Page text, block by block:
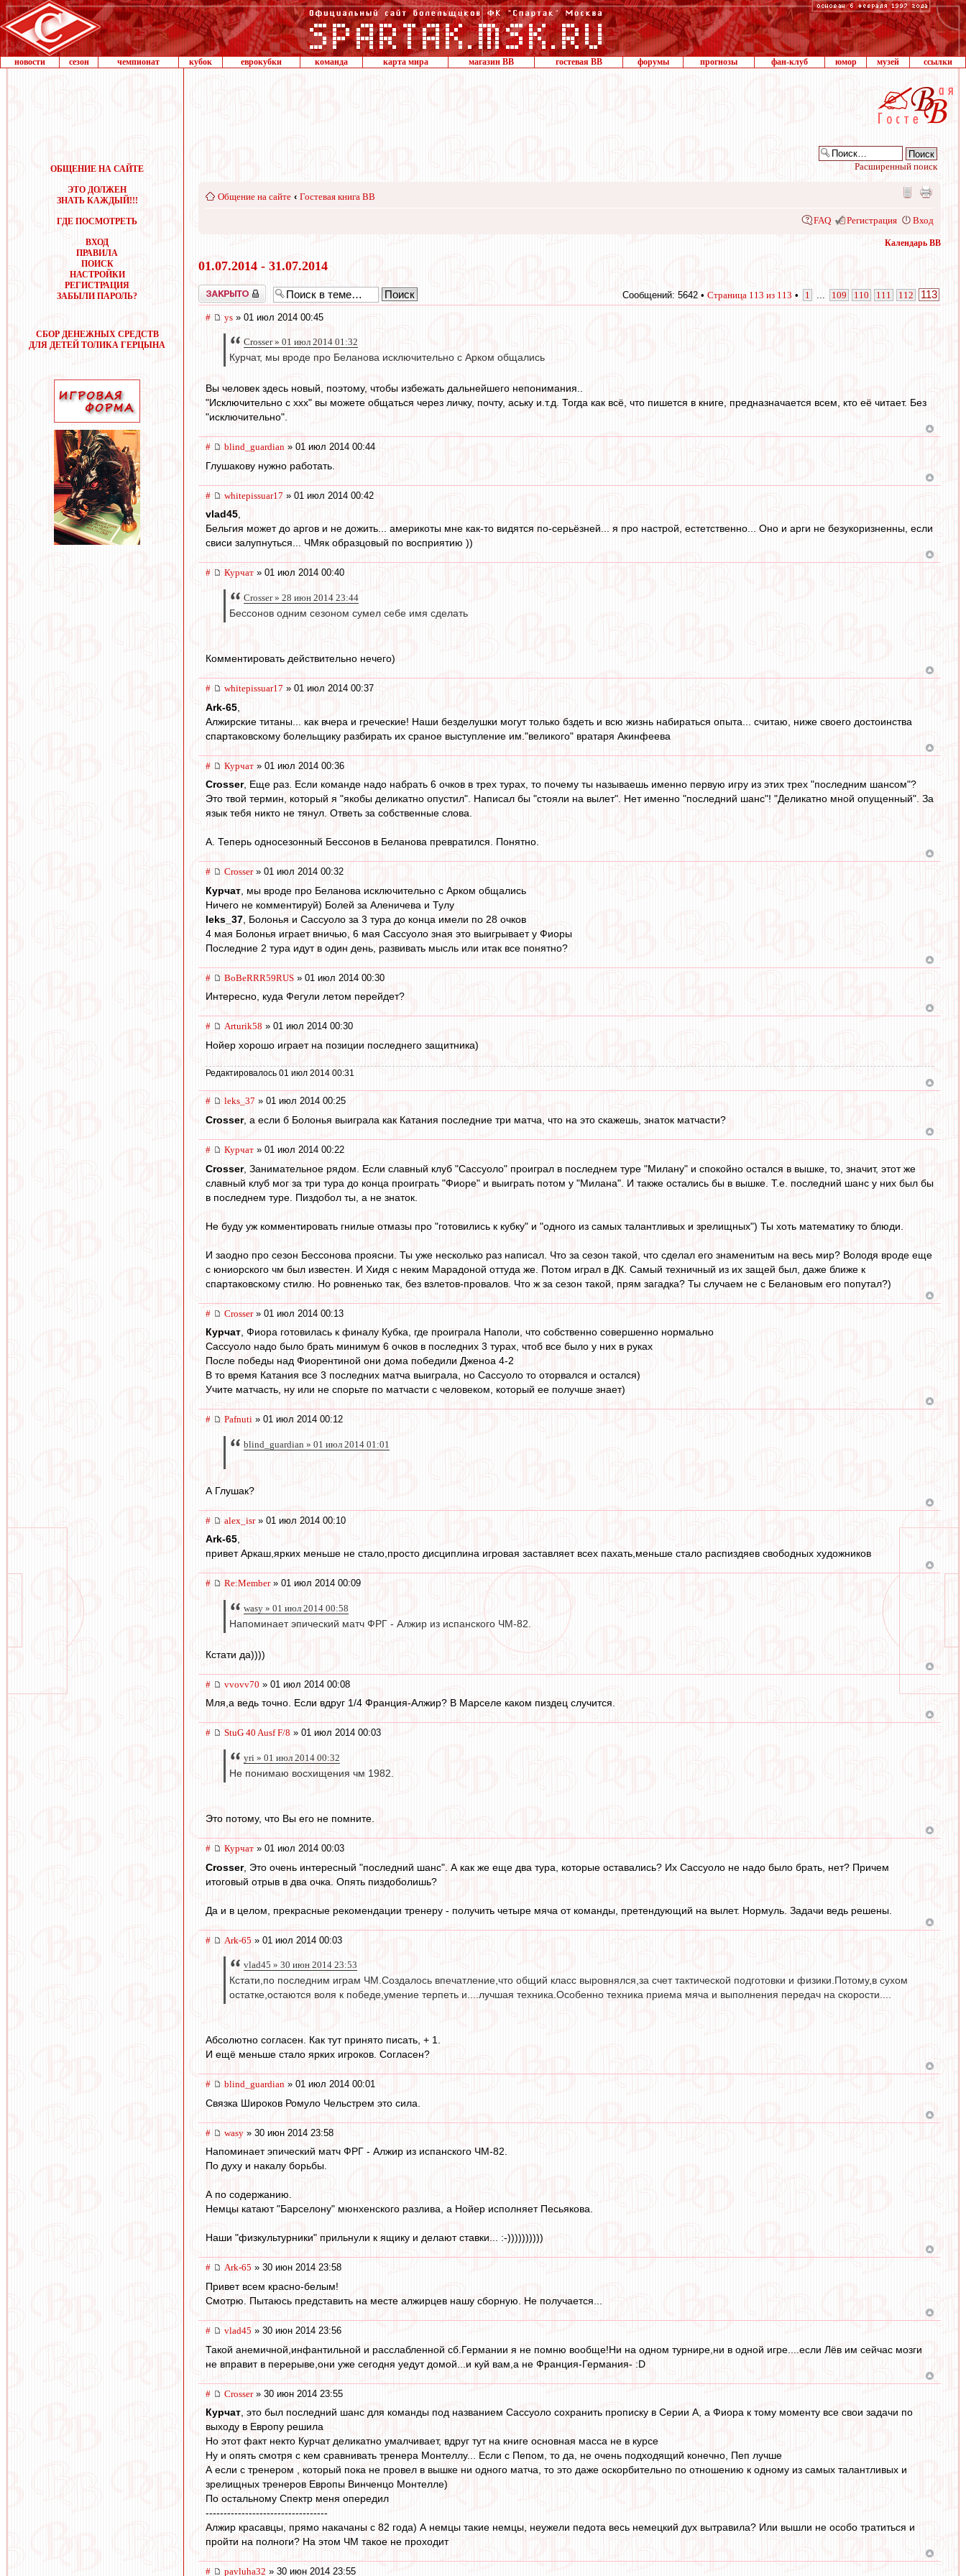
новости сезон чемпионат кубок еврокубки команда карта мира магазин ВВ гостевая ВВ форумы прогнозы фан-клуб юмор музей ссылки
ОБЩЕНИЕ НА САЙТЕ
ЭТО ДОЛЖЕН
ЗНАТЬ КАЖДЫЙ!!!
ГДЕ ПОСМОТРЕТЬ
ВХОД
ПРАВИЛА
ПОИСК
НАСТРОЙКИ
РЕГИСТРАЦИЯ
ЗАБЫЛИ ПАРОЛЬ?
СБОР ДЕНЕЖНЫХ СРЕДСТВ
ДЛЯ ДЕТЕЙ ТОЛИКА ГЕРЦЫНА
Расширенный поиск
Общение на сайте ‹ Гостевая книга ВВ
FAQ Регистрация Вход
Календарь ВВ
01.07.2014 - 31.07.2014
Закрыто Сообщений: 5642 • Страница 113 из 113 • 1 109 110 111 112 113
# ys » 01 июл 2014 00:45
Crosser » 01 июл 2014 01:32
Курчат, мы вроде про Беланова исключительно с Арком общались
Вы человек здесь новый, поэтому, чтобы избежать дальнейшего непонимания..
"Исключительно с ххх" вы можете общаться через личку, почту, аську и.т.д. Тогда как всё, что пишется в книге, предназначается всем, кто её читает. Без
"исключительно".
# blind_guardian » 01 июл 2014 00:44
Глушакову нужно работать.
# whitepissuar17 » 01 июл 2014 00:42
vlad45,
Бельгия может до аргов и не дожить... америкоты мне как-то видятся по-серьёзней... я про настрой, естетственно... Оно и арги не безукоризненны, если
свиси залупнуться... ЧМяк образцовый по восприятию ))
# Курчат » 01 июл 2014 00:40
Crosser » 28 июн 2014 23:44
Бессонов одним сезоном сумел себе имя сделать
Комментировать действительно нечего)
# whitepissuar17 » 01 июл 2014 00:37
Ark-65
Алжирские титаны... как вчера и греческие! Наши безделушки могут только бздеть и всю жизнь набираться опыта... считаю, ниже своего достоинства
спартаковскому болельщику разбирать их сраное выступление им."великого" вратаря Акинфеева
# Курчат » 01 июл 2014 00:36
Crosser, Еще раз. Если команде надо набрать 6 очков в трех турах, то почему ты называешь именно первую игру из этих трех "последним шансом"?
Это твой термин, который я "якобы деликатно опустил". Написал бы "стояли на вылет". Нет именно "последний шанс"! "Деликатно мной опущенный". За
язык тебя никто не тянул. Ответь за собственные слова.
А. Теперь односезонный Бессонов в Беланова превратился. Понятно.
# Crosser» 01 июл 2014 00:32
Курчат , мы вроде про Беланова исключительно с Арком общались
Ничего не комментируй) Болей за Аленичева и Тулу
leks_37 , Болонья и Сассуоло за 3 тура до конца имели по 28 очков
4 мая Болонья играет вничью, 6 мая Сассуоло зная это выигрывает у Фиоры
Последние 2 тура идут в один день, развивать мысль или итак все понятно?
# BoBeRRR59RUS » 01 июл 2014 00:30
Интересно, куда Фегули летом перейдет?
# Arturik58 » 01 июл 2014 00:30
Нойер хорошо играет на позиции последнего защитника)
Редактировалось 01 июл 2014 00:31
# leks_37 » 01 июл 2014 00:25
Crosser, а если б Болонья выиграла как Катания последние три матча, что на это скажешь, знаток матчасти?
# Курчат » 01 июл 2014 00:22
Crosser, Занимательное рядом. Если славный клуб "Сассуоло" проиграл в последнем туре "Милану" и спокойно остался в вышке, то, значит, этот же
славный клуб мог за три тура до конца проиграть "Фиоре" и выиграть потом у "Милана". И также остались бы в вышке. Т.е. последний шанс у них был бы
в последнем туре. Пиздобол ты, а не знаток.
Не буду уж комментировать гнилые отмазы про "готовились к кубку" и "одного из самых талантливых и зрелищных") Ты хоть математику то блюди.
И заодно про сезон Бессонова проясни. Ты уже несколько раз написал. Что за сезон такой, что сделал его знаменитым на весь мир? Володя вроде еще
с юниорского чм был известен. И Хидя с неким Марадоной оттуда же. Потом играл в ДК. Самый техничный из их защей был, даже ближе к
спартаковскому стилю. Но ровненько так, без взлетов-провалов. Что ж за сезон такой, прям загадка? Ты случаем не с Белановым его попутал?)
# Crosser» 01 июл 2014 00:13
Курчат, Фиора готовилась к финалу Кубка, где проиграла Наполи, что собственно совершенно нормально
Сассуоло надо было брать минимум 6 очков в последних 3 турах, чтоб все было у них в руках
После победы над Фиорентиной они дома победили Дженоа 4-2
В то время Катания все 3 последних матча выиграла, но Сассуоло то оторвался и остался)
Учите матчасть, ну или не спорьте по матчасти с человеком, который ее получше знает)
# Pafnuti » 01 июл 2014 00:12
blind_guardian » 01 июл 2014 01:01
А Глушак?
# alex_isr» 01 июл 2014 00:10
Ark-65,
привет Аркаш,ярких меньше не стало,просто дисциплина игровая заставляет всех пахать,меньше стало распиздяев свободных художников
# Re:Member» 01 июл 2014 00:09
wasy » 01 июл 2014 00:58
Напоминает эпический матч ФРГ - Алжир из испанского ЧМ-82.
Кстати да))))
# vvovv70 » 01 июл 2014 00:08
Мля,а ведь точно. Если вдруг 1/4 Франция-Алжир? В Марселе каком пиздец случится.
# StuG 40 Ausf F/8 » 01 июл 2014 00:03
yri » 01 июл 2014 00:32
Не понимаю восхищения чм 1982.
Это потому, что Вы его не помните.
# Курчат » 01 июл 2014 00:03
Crosser, Это очень интересный "последний шанс". А как же еще два тура, которые оставались? Их Сассуоло не надо было брать, нет? Причем
итоговый отрыв в два очка. Опять пиздоболишь?
Да и в целом, прекрасные рекомендации тренеру - получить четыре мяча от команды, претендующий на вылет. Нормуль. Задачи ведь решены.
# Ark-65 » 01 июл 2014 00:03
vlad45 » 30 июн 2014 23:53
Кстати,по последним играм ЧМ.Создалось впечатление,что общий класс выровнялся,за счет тактической подготовки и физики.Потому,в сухом
остатке,остаются воля к победе,умение терпеть и....лучшая техника.Особенно техника приема мяча и выполнения передач на скорости....
Абсолютно согласен. Как тут принято писать, + 1.
И ещё меньше стало ярких игроков. Согласен?
# blind_guardian » 01 июл 2014 00:01
Связка Широков Ромуло Чельстрем это сила.
# wasy » 30 июн 2014 23:58
Напоминает эпический матч ФРГ - Алжир из испанского ЧМ-82.
По духу и накалу борьбы.
А по содержанию.
Немцы катают "Барселону" мюнхенского разлива, а Нойер исполняет Песьякова.
Наши "физкультурники" прильнули к ящику и делают ставки... :-))))))))))
# Ark-65 » 30 июн 2014 23:58
Привет всем красно-белым!
Смотрю. Пытаюсь представить на месте алжирцев нашу сборную. Не получается...
# vlad45 » 30 июн 2014 23:56
Такой анемичной,инфантильной и расслабленной сб.Германии я не помню вообще!Ни на одном турнире,ни в одной игре....если Лёв им сейчас мозги
не вправит в перерыве,они уже сегодня уедут домой...и куй вам,а не Франция-Германия- :D
# Crosser» 30 июн 2014 23:55
Курчат , это был последний шанс для команды под названием Сассуоло сохранить прописку в Серии А, а Фиора к тому моменту все свои задачи по
выходу в Европу решила
Но этот факт некто Курчат деликатно умалчивает, вдруг тут на книге основная масса не в курсе
Ну и опять смотря с кем сравнивать тренера Монтеллу... Если с Пепом, то да, не очень подходящий конечно, Пеп лучше
А если с тренером , который пока не провел в вышке ни одного матча, то это даже оскорбительно по отношению к одному из самых талантливых и
зрелищных тренеров Европы Винченцо Монтелле)
По остальному Спектр меня опередил
----------------------------------
Алжир красавцы, прямо накачаны с 82 года) А немцы такие немцы, неужели педота весь немецкий дух вытравила? Или вышли не особо тратиться и
пройти на полноги? На этом ЧМ такое не проходит
# pavluha32 » 30 июн 2014 23:55